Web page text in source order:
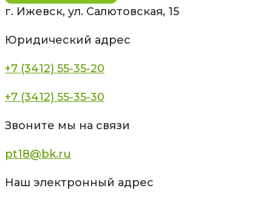
г. Ижевск, ул. Салютовская, 15
Юридический адрес
+7 (3412) 55-35-20
+7 (3412) 55-35-30
Звоните мы на связи
pt18@bk.ru
Наш электронный адрес